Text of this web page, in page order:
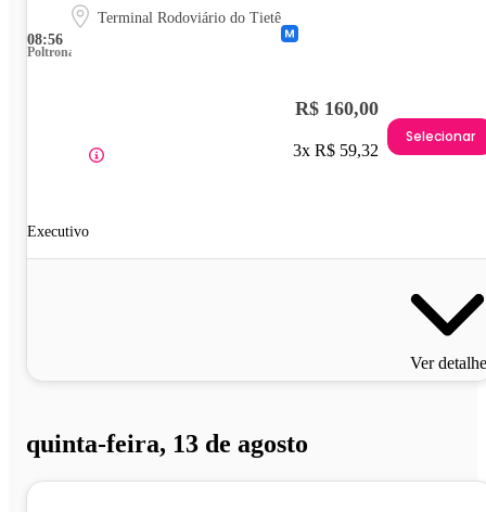
08:56
Terminal Rodoviário do Tietê
Poltrona
Executivo
R$ 160,00
3x R$ 59,32
Selecionar
Ver
quinta-feira, 13 de agosto